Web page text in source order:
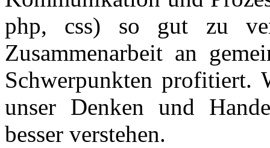
php, css) so gut zu
Zusammenarbeit an
Schwerpunkten profitiert.
unser Denken und
besser verstehen.